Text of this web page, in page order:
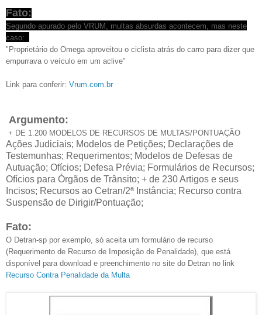
Fato:
Segundo apurado pelo VRUM, multas absurdas acontecem, mas neste
caso:
"Proprietário do Omega aproveitou o ciclista atrás do carro para dizer que
empurrava o veículo em um aclive"
Link para conferir: Vrum.com.br
Argumento:
+ DE 1.200 MODELOS DE RECURSOS DE MULTAS/PONTUAÇÃO
Ações Judiciais; Modelos de Petições; Declarações de
Testemunhas; Requerimentos; Modelos de Defesas de
Autuação; Ofícios; Defesa Prévia; Formulários de Recursos;
Ofícios para Órgãos de Trânsito; + de 230 Artigos e seus
Incisos; Recursos ao Cetran/2ª Instância; Recurso contra
Suspensão de Dirigir/Pontuação;
Fato:
O Detran-sp por exemplo, só aceita um formulário de recurso
(Requerimento de Recurso de Imposição de Penalidade), que está
disponível para download e preenchimento no site do Detran no link
Recurso Contra Penalidade da Multa